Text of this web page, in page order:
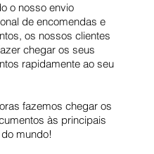
o nosso envio
de encomendas e
os nossos clientes
chegar os seus
rapidamente ao seu
fazemos chegar os
às principais
mundo!